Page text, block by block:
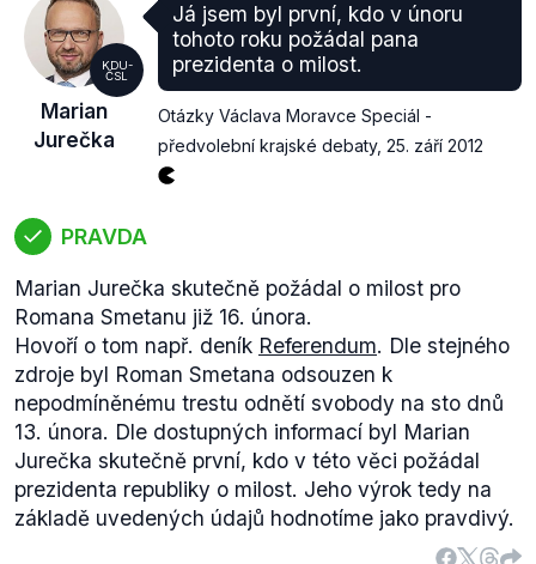
KDU-
ČSL
Marian
Jurečka
Já jsem byl první, kdo v únoru
tohoto roku požádal pana
prezidenta o milost.
Otázky Václava Moravce Speciál -
předvolební krajské debaty, 25. září 2012
PRAVDA
Marian Jurečka skutečně požádal o milost pro
Romana Smetanu již 16. února.
Hovoří o tom např. deník Referendum. Dle stejného
zdroje byl Roman Smetana odsouzen k
nepodmíněnému trestu odnětí svobody na sto dnů
13. února. Dle dostupných informací byl Marian
Jurečka skutečně první, kdo v této věci požádal
prezidenta republiky o milost. Jeho výrok tedy na
základě uvedených údajů hodnotíme jako pravdivý.